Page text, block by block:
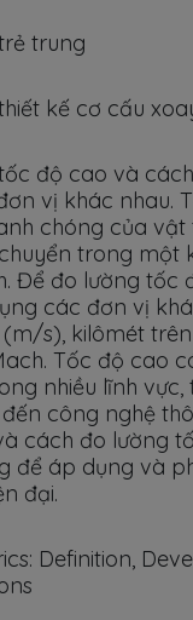
trung
kế cơ cấu
độ cao và
vị khác nhau.
chóng của vật
trong một
Để đo lường tốc
các đơn vị
s), kilômét
Tốc độ cao
nhiều lĩnh vực,
công nghệ
cách đo lường
để áp dụng và
đại.
Definition,